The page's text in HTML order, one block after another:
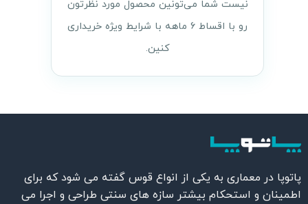
نیست شما می‌تونین محصول مورد نظرتون
رو با اقساط ۶ ماهه با شرایط ویژه خریداری
کنین.
پاتوپا در معماری به یکی از انواع قوس گفته می شود که برای
اطمینان و استحکام بیشتر سازه های سنتی طراحی و اجرا می